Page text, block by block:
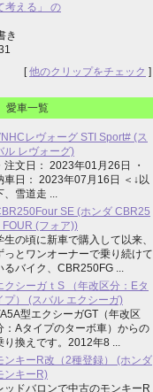
考える」 の
き
[他のクリップをチェック ]
愛車一覧
レヴォーグ STI Sport# (ス
ル レヴォーグ)
注文日： 2023年01月26日 ・
車日： 2023年07月16日 ＜↓以
、雪道走 ...
SE (ホンダ CBR25
FOUR (フォア))
生の頃に新車で購入して以来、
っとワンオーナーで乗り続けて
るバイク、CBR250FG ...
クシーガｔS （年改区分：Eタ
プ） (スバル エクシーガ)
型エクシーガGT（年改区
：Aタイプのターボ車）からの
り換えです。2012年8 ...
ンキーR改（2種登録） (ホンダ
ンキーR)
ッドバロンで中古のモンキーR